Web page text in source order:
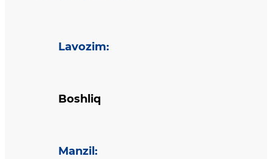
Lavozim:
Boshliq
Manzil :